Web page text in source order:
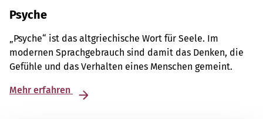
Psyche
„Psyche“ ist das altgriechische Wort für Seele. Im
modernen Sprachgebrauch sind damit das Denken, die
Gefühle und das Verhalten eines Menschen gemeint.
Mehr erfahren